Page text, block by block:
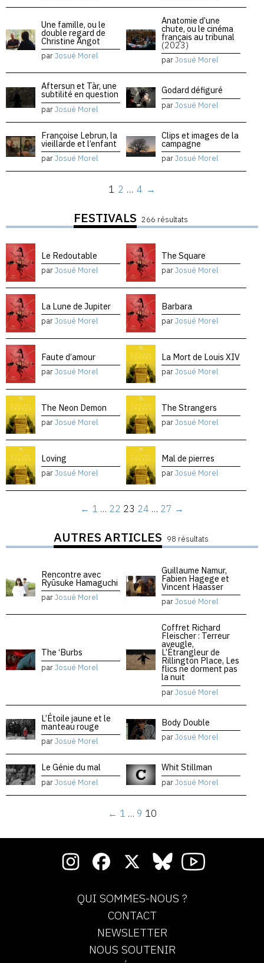
Une famille, ou le
double regard de
Christine Angot
parJosué Morel
Anatomie d’une
chute, ou le cinéma
français au tribunal
(2023)
parJosué Morel
Aftersun et Tàr, une
subtilité en question
parJosué Morel
Godard défiguré
parJosué Morel
Françoise Lebrun, la
vieillarde et l’enfant
parJosué Morel
Clips et images de la
campagne
parJosué Morel
1 2 … 4 →
FESTIVALS 266 résultats
Le Redoutable
parJosué Morel
The Square
parJosué Morel
La Lune de Jupiter
parJosué Morel
Barbara
parJosué Morel
Faute d’amour
parJosué Morel
La Mort de Louis XIV
parJosué Morel
The Neon Demon
parJosué Morel
The Strangers
parJosué Morel
Loving
parJosué Morel
Mal de pierres
parJosué Morel
← 1 … 22 23 24 … 27 →
AUTRES ARTICLES 98 résultats
Rencontre avec
Ryūsuke Hamaguchi
parJosué Morel
Guillaume Namur,
Fabien Hagege et
Vincent Haasser
parJosué Morel
The ‘Burbs
parJosué Morel
Coffret Richard
Fleischer : Terreur
aveugle,
L’Étrangleur de
Rillington Place, Les
flics ne dorment pas
la nuit
parJosué Morel
L’Étoile jaune et le
manteau rouge
parJosué Morel
Body Double
parJosué Morel
Le Génie du mal
parJosué Morel
Whit Stillman
parJosué Morel
← 1 … 9 10
QUI SOMMES-NOUS ?
CONTACT
NEWSLETTER
NOUS SOUTENIR